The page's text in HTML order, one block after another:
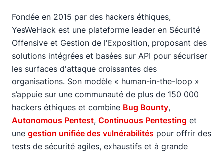
Fondée en 2015 par des hackers éthiques,
YesWeHack est une plateforme leader en Sécurité
Offensive et Gestion de l'Exposition, proposant des
solutions intégrées et basées sur API pour sécuriser
les surfaces d'attaque croissantes des
organisations. Son modèle « human-in-the-loop »
s’appuie sur une communauté de plus de 150 000
hackers éthiques et combine Bug Bounty,
Autonomous Pentest, Continuous Pentesting et
une gestion unifiée des vulnérabilités pour offrir des
tests de sécurité agiles, exhaustifs et à grande